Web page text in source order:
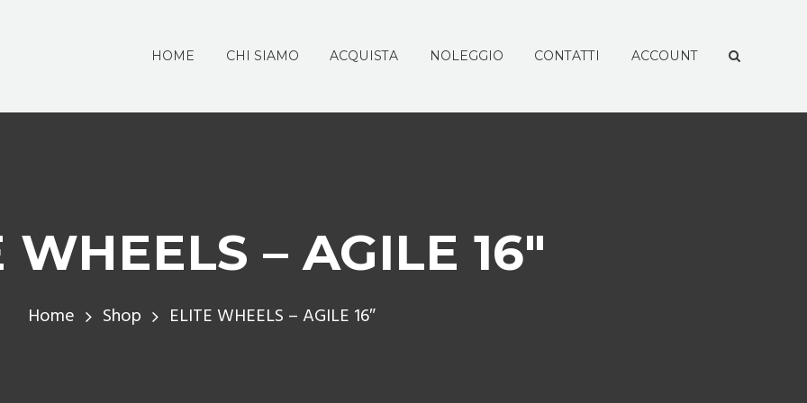
HOME CHI SIAMO ACQUISTA NOLEGGIO CONTATTI ACCOUNT
WHEELS – AGILE 16″
Home Shop ELITE WHEELS – AGILE 16″